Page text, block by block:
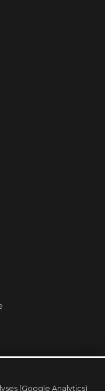
(Google Analytics)